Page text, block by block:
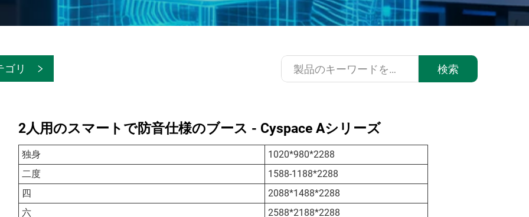
ゴリ 検索
2人用のスマートで防音仕様のブース - Cyspace Aシリーズ
独身
1020*980*2288
二度
1588-1188*2288
四
2088*1488*2288
六
2588*2188*2288